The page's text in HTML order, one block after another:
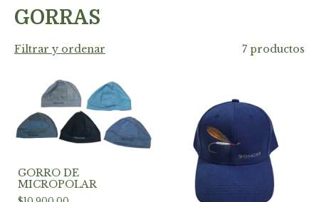
GORRAS
Filtrar y ordenar 7 productos
GORRO DE
MICROPOLAR